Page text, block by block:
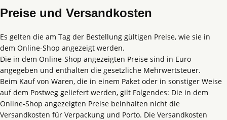
Preise und Versandkosten
Es gelten die am Tag der Bestellung gültigen Preise, wie sie in
dem Online-Shop angezeigt werden.
Die in dem Online-Shop angezeigten Preise sind in Euro
angegeben und enthalten die gesetzliche Mehrwertsteuer.
Beim Kauf von Waren, die in einem Paket oder in sonstiger Weise
auf dem Postweg geliefert werden, gilt Folgendes: Die in dem
Online-Shop angezeigten Preise beinhalten nicht die
Versandkosten für Verpackung und Porto. Die Versandkosten